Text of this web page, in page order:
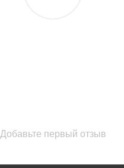
Добавьте первый отзыв